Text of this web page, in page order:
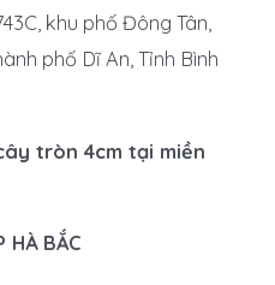
khu phố Đông Tân,
phố Dĩ An, Tỉnh Bình
tròn 4cm tại miền
HÀ BẮC